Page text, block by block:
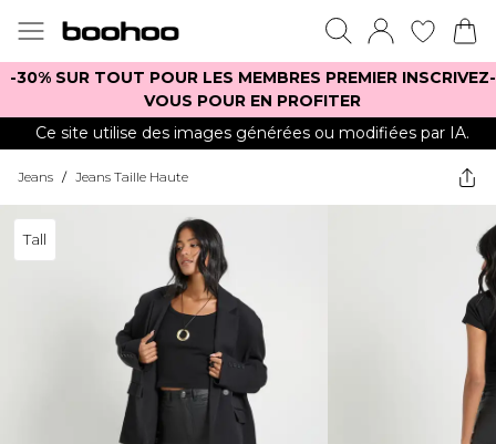
-30% SUR TOUT POUR LES MEMBRES PREMIER INSCRIVEZ-
VOUS POUR EN PROFITER
Ce site utilise des images générées ou modifiées par IA.
Jeans / Jeans Taille Haute
Tall